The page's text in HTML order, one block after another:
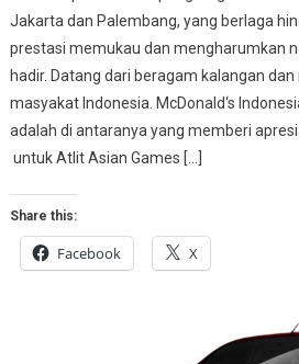
Jakarta dan Palembang, yang berlaga
prestasi memukau dan mengharumkan
hadir. Datang dari beragam kalangan
masyakat Indonesia. McDonald‘s
adalah di antaranya yang memberi
untuk Atlit Asian Games […]
Share this:
Facebook X